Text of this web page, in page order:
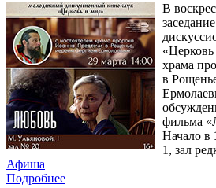
В
храма
в
фильма
Начало в
1, зал
Афиша
Подробнее